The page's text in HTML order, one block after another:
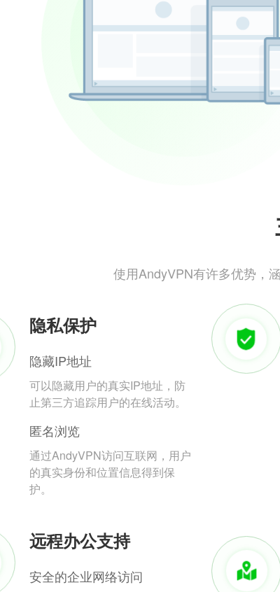
使用AndyVPN有许多优势，
隐私保护
隐藏IP地址
可以隐藏用户的真实IP地址，防
止第三方追踪用户的在线活动。
匿名浏览
通过AndyVPN访问互联网，用户
的真实身份和位置信息得到保
护。
远程办公支持
安全的企业网络访问